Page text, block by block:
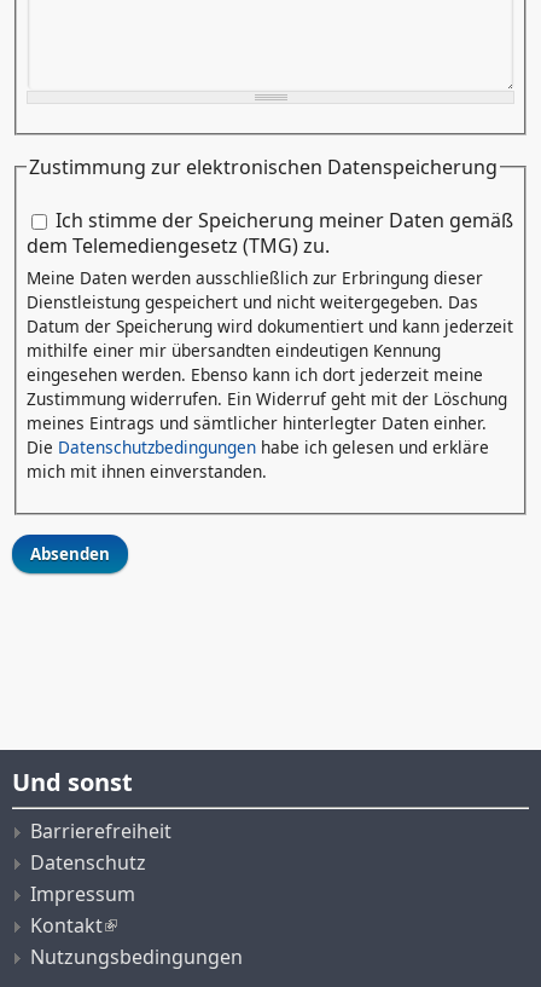
Zustimmung zur elektronischen Datenspeicherung
Zustimmung zur elektronischen Datenspeicherung
Ich stimme der Speicherung meiner Daten gemäß
dem Telemediengesetz (TMG) zu.
Meine Daten werden ausschließlich zur Erbringung dieser
Dienstleistung gespeichert und nicht weitergegeben. Das
Datum der Speicherung wird dokumentiert und kann jederzeit
mithilfe einer mir übersandten eindeutigen Kennung
eingesehen werden. Ebenso kann ich dort jederzeit meine
Zustimmung widerrufen. Ein Widerruf geht mit der Löschung
meines Eintrags und sämtlicher hinterlegter Daten einher.
Die Datenschutzbedingungen habe ich gelesen und erkläre
mich mit ihnen einverstanden.
Und sonst
Barrierefreiheit
Datenschutz
Impressum
Kontakt
Nutzungsbedingungen